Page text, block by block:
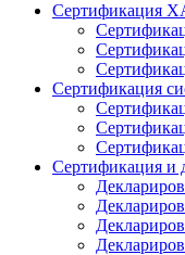
Сертификация
Сертификация
Сертификация и